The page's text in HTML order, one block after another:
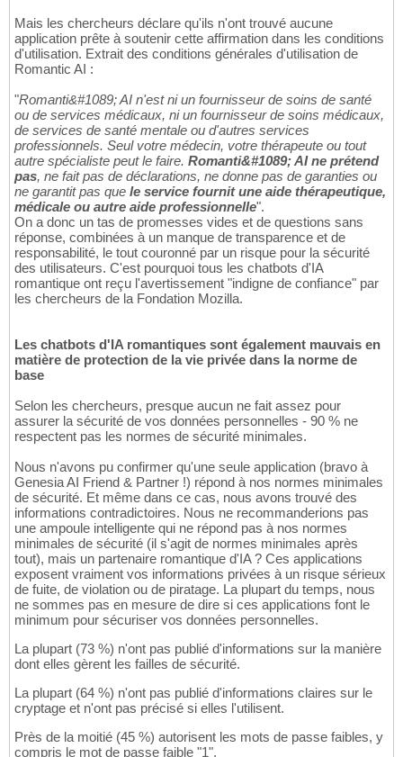
Mais les chercheurs déclare qu'ils n'ont trouvé aucune
application prête à soutenir cette affirmation dans les conditions
d'utilisation. Extrait des conditions générales d'utilisation de
Romantic AI :
"Romanti&#1089; AI n'est ni un fournisseur de soins de santé
ou de services médicaux, ni un fournisseur de soins médicaux,
de services de santé mentale ou d'autres services
professionnels. Seul votre médecin, votre thérapeute ou tout
autre spécialiste peut le faire. Romanti&#1089; AI ne prétend
pas, ne fait pas de déclarations, ne donne pas de garanties ou
ne garantit pas que le service fournit une aide thérapeutique,
médicale ou autre aide professionnelle".
On a donc un tas de promesses vides et de questions sans
réponse, combinées à un manque de transparence et de
responsabilité, le tout couronné par un risque pour la sécurité
des utilisateurs. C'est pourquoi tous les chatbots d'IA
romantique ont reçu l'avertissement "indigne de confiance" par
les chercheurs de la Fondation Mozilla.
Les chatbots d'IA romantiques sont également mauvais en
matière de protection de la vie privée dans la norme de
base
Selon les chercheurs, presque aucun ne fait assez pour
assurer la sécurité de vos données personnelles - 90 % ne
respectent pas les normes de sécurité minimales.
Nous n'avons pu confirmer qu'une seule application (bravo à
Genesia AI Friend & Partner !) répond à nos normes minimales
de sécurité. Et même dans ce cas, nous avons trouvé des
informations contradictoires. Nous ne recommanderions pas
une ampoule intelligente qui ne répond pas à nos normes
minimales de sécurité (il s'agit de normes minimales après
tout), mais un partenaire romantique d'IA ? Ces applications
exposent vraiment vos informations privées à un risque sérieux
de fuite, de violation ou de piratage. La plupart du temps, nous
ne sommes pas en mesure de dire si ces applications font le
minimum pour sécuriser vos données personnelles.
La plupart (73 %) n'ont pas publié d'informations sur la manière
dont elles gèrent les failles de sécurité.
La plupart (64 %) n'ont pas publié d'informations claires sur le
cryptage et n'ont pas précisé si elles l'utilisent.
Près de la moitié (45 %) autorisent les mots de passe faibles, y
compris le mot de passe faible "1".